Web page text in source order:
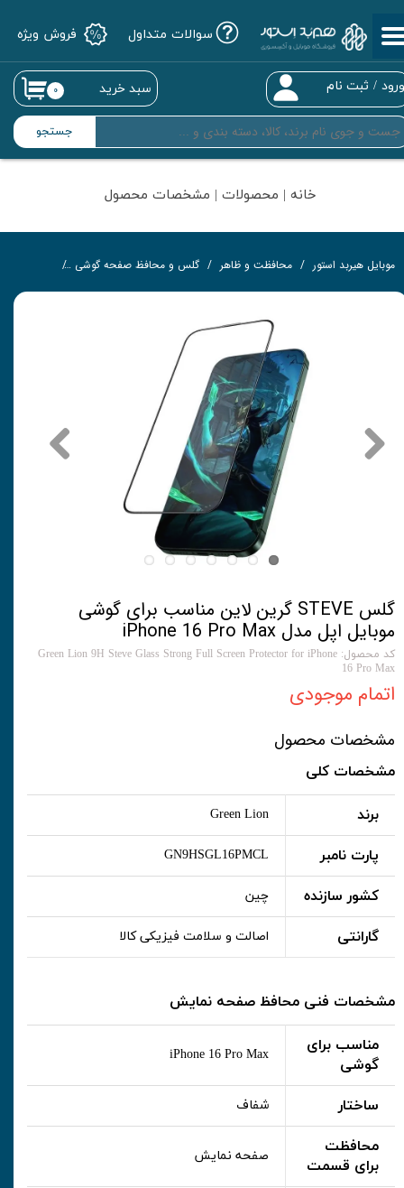
جستجو
/ ثبت نام
حساب کاربری من
تغییر گذر واژه
سفارشات
خروج از حساب کاربری
۰ سبد خرید
سوالات متداول فروش ویژه
خانه | محصولات | مشخصات محصول
موبایل هیربد استور محافظت و ظاهر گلس و محافظ صفحه گوشی
گلس STEVE گرین لاین مناسب برای گوشی
موبایل اپل مدل iPhone 16 Pro Max
کد محصول: Green Lion 9H Steve Glass Strong Full Screen Protector for iPhone
16 Pro Max
اتمام موجودی
مشخصات محصول
مشخصات کلی
برند Green Lion
پارت نامبر GN9HSGL16PMCL
کشور سازنده چین
گارانتی اصالت و سلامت فیزیکی کالا
مشخصات فنی محافظ صفحه نمایش
مناسب برای
گوشی
iPhone 16 Pro Max
ساختار شفاف
محافظت
برای قسمت
صفحه نمایش